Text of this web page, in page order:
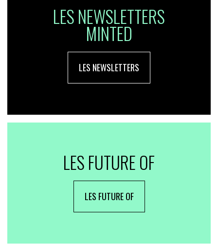
LES NEWSLETTERS
MINTED
LES NEWSLETTERS
LES FUTURE OF
LES FUTURE OF